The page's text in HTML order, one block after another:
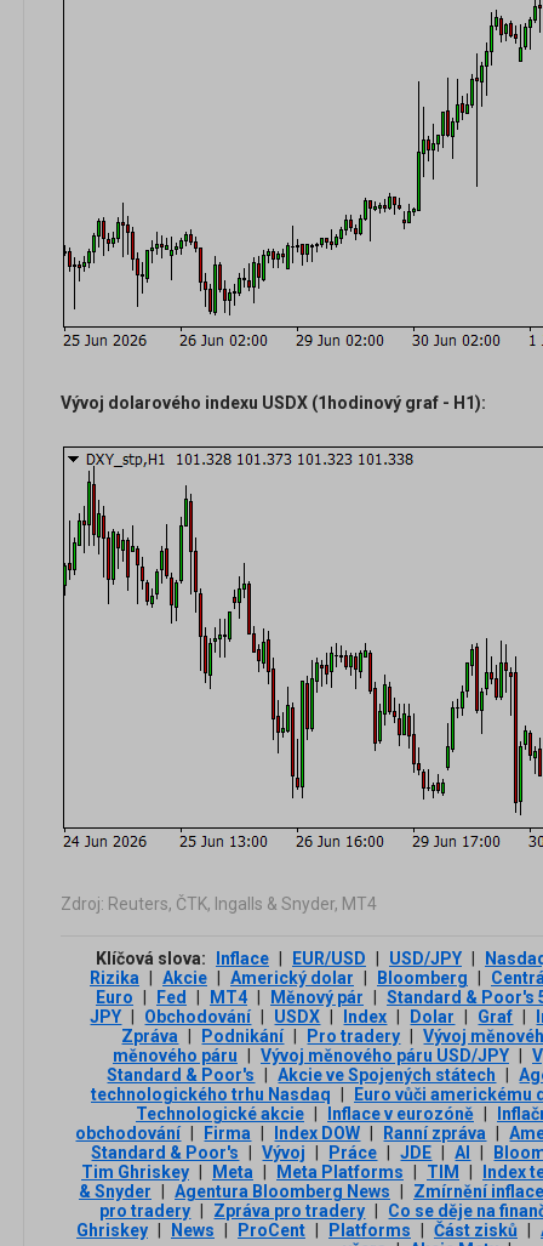
Vývoj dolarového indexu USDX (1hodinový graf - H1):
Zdroj: Reuters, ČTK, Ingalls & Snyder, MT4
Klíčová slova: Inflace EUR/USD USD/JPY
Rizika
Akcie Americký dolar Bloomberg
Euro
Fed MT4 Měnový pár
Standard & Poor's
JPY
Obchodování USDX Index Dolar Graf
Zpráva
Podnikání Pro tradery
Vývoj
měnového páru
Vývoj měnového páru USD/JPY
Standard & Poor's
Akcie ve Spojených státech
technologického trhu Nasdaq
Euro vůči americkému
Technologické akcie
Inflace v eurozóně
obchodování
Firma Index DOW Ranní zpráva
Standard & Poor's
Vývoj Práce JDE AI
Tim Ghriskey
Meta Meta Platforms TIM
Index
& Snyder
Agentura Bloomberg News
Zmírnění inflace
pro tradery
Zpráva pro tradery
Co se děje na
Ghriskey
News ProCent Platforms Část zisků